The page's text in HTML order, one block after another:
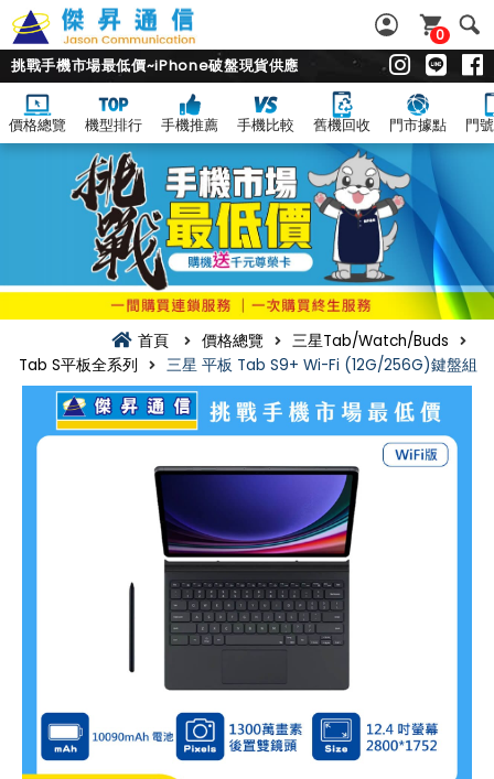
0
挑戰手機市場最低價~iPhone破盤現貨供應
價格總覽 機型排行 手機推薦 手機比較 舊機回收 門市據點 門
首頁 價格總覽
三星Tab/Watch/Buds
Tab S平板全系列
三星 平板 Tab S9+ Wi-Fi (12G/256G)鍵盤組